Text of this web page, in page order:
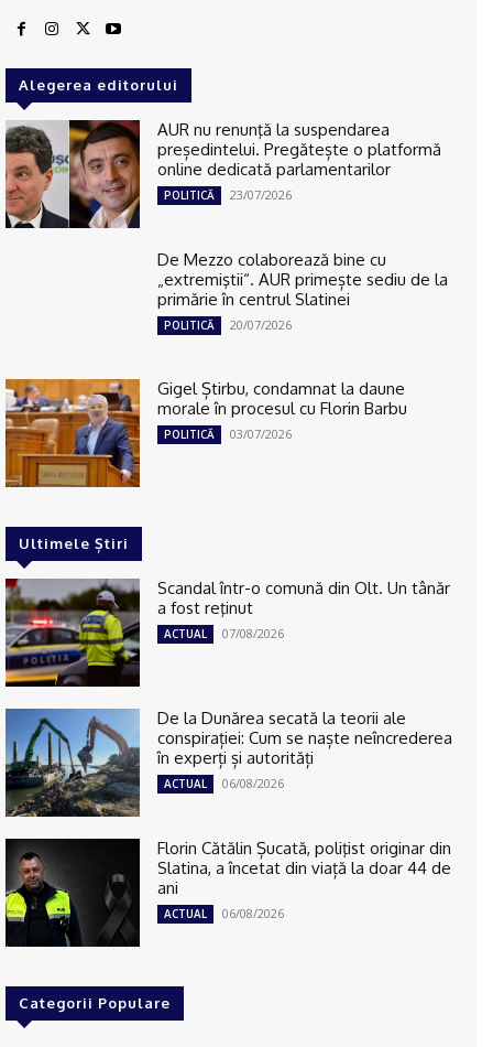
Alegerea editorului
AUR nu renunţă la suspendarea
președintelui. Pregătește o platformă
online dedicată parlamentarilor
POLITICĂ 23/07/2026
De Mezzo colaborează bine cu
„extremiştii“. AUR primește sediu de la
primărie în centrul Slatinei
POLITICĂ 20/07/2026
Gigel Știrbu, condamnat la daune
morale în procesul cu Florin Barbu
POLITICĂ 03/07/2026
Ultimele Știri
Scandal într-o comună din Olt. Un tânăr
a fost reţinut
ACTUAL 07/08/2026
De la Dunărea secată la teorii ale
conspirației: Cum se naște neîncrederea
în experți și autorități
ACTUAL 06/08/2026
Florin Cătălin Șucată, poliţist originar din
Slatina, a încetat din viață la doar 44 de
ani
ACTUAL 06/08/2026
Categorii Populare